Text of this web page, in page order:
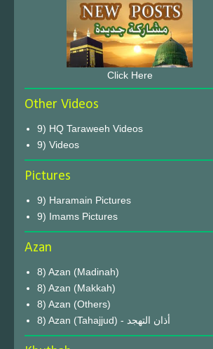
Click Here
Other Videos
9) HQ Taraweeh Videos
9) Videos
Pictures
9) Haramain Pictures
9) Imams Pictures
Azan
8) Azan (Madinah)
8) Azan (Makkah)
8) Azan (Others)
8) Azan (Tahajjud) - أذان التهجد